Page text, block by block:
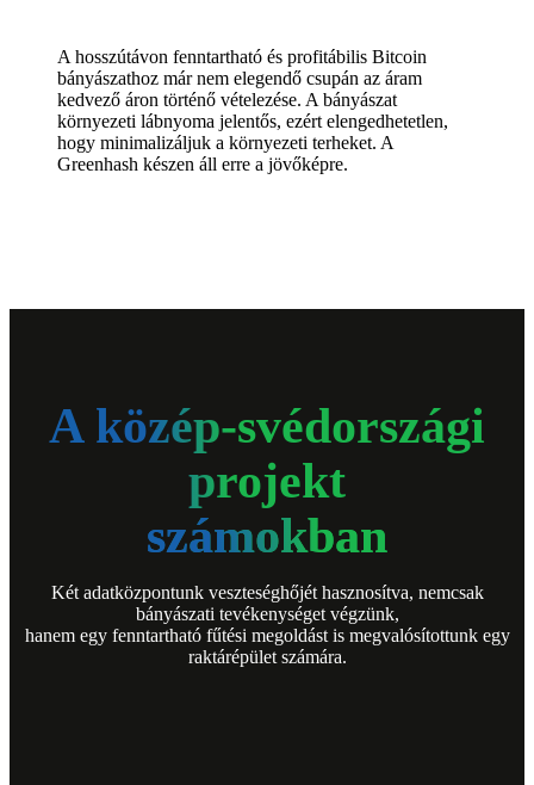
A hosszútávon fenntartható és profitábilis Bitcoin
bányászathoz már nem elegendő csupán az áram
kedvező áron történő vételezése. A bányászat
környezeti lábnyoma jelentős, ezért elengedhetetlen,
hogy minimalizáljuk a környezeti terheket. A
Greenhash készen áll erre a jövőképre.
A közép-svédországi
projekt
számokban
Két adatközpontunk veszteséghőjét hasznosítva, nemcsak
bányászati tevékenységet végzünk,
hanem egy fenntartható fűtési megoldást is megvalósítottunk egy
raktárépület számára.